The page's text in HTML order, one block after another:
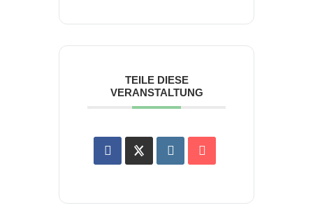
TEILE DIESE
VERANSTALTUNG